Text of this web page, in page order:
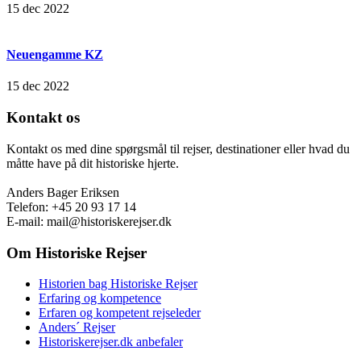
15 dec 2022
Neuengamme KZ
15 dec 2022
Kontakt os
Kontakt os med dine spørgsmål til rejser, destinationer eller hvad du
måtte have på dit historiske hjerte.
Anders Bager Eriksen
Telefon: +45 20 93 17 14
E-mail: mail@historiskerejser.dk
Om Historiske Rejser
Historien bag Historiske Rejser
Erfaring og kompetence
Erfaren og kompetent rejseleder
Anders´ Rejser
Historiskerejser.dk anbefaler